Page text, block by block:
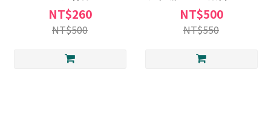
售
NT$260
NT$500
布卷 包紮繃帶 棉紗
NT$500
NT$550